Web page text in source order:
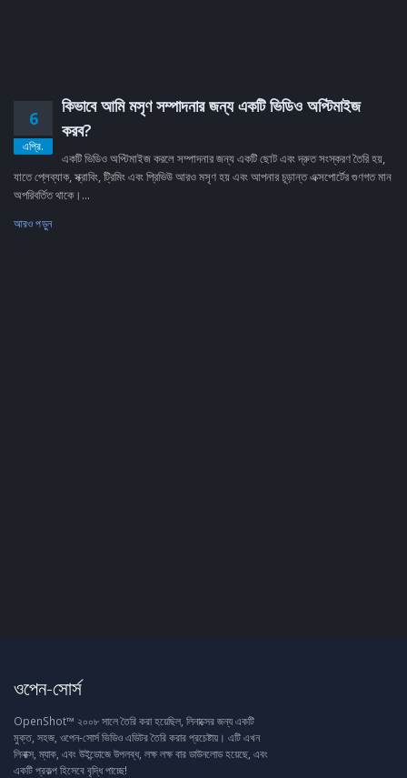
6
এপ্রি.
কিভাবে আমি মসৃণ সম্পাদনার জন্য একটি ভিডিও অপ্টিমাইজ
করব?
একটি ভিডিও অপ্টিমাইজ করলে সম্পাদনার জন্য একটি ছোট এবং দ্রুত সংস্করণ তৈরি হয়,
যাতে প্লেব্যাক, স্ক্রাবিং, ট্রিমিং এবং প্রিভিউ আরও মসৃণ হয় এবং আপনার চূড়ান্ত এক্সপোর্টের গুণগত মান
অপরিবর্তিত থাকে।...
আরও পড়ুন
ওপেন-সোর্স
OpenShot™ ২০০৮ সালে তৈরি করা হয়েছিল, লিনাক্সের জন্য একটি
মুক্ত, সহজ, ওপেন-সোর্স ভিডিও এডিটর তৈরি করার প্রচেষ্টায়। এটি এখন
লিনাক্স, ম্যাক, এবং উইন্ডোজে উপলব্ধ, লক্ষ লক্ষ বার ডাউনলোড হয়েছে, এবং
একটি প্রকল্প হিসেবে বৃদ্ধি পাচ্ছে!